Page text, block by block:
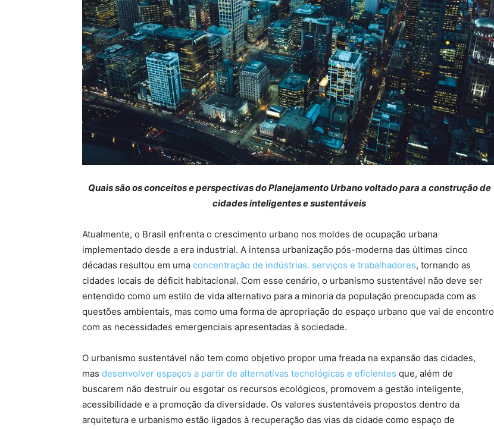
Quais são os conceitos e perspectivas do Planejamento Urbano voltado para a construção de
cidades inteligentes e sustentáveis
Atualmente, o Brasil enfrenta o crescimento urbano nos moldes de ocupação urbana
implementado desde a era industrial. A intensa urbanização pós-moderna das últimas cinco
décadas resultou em uma concentração de indústrias. serviços e trabalhadores, tornando as
cidades locais de déficit habitacional. Com esse cenário, o urbanismo sustentável não deve ser
entendido como um estilo de vida alternativo para a minoria da população preocupada com as
questões ambientais, mas como uma forma de apropriação do espaço urbano que vai de encontro
com as necessidades emergenciais apresentadas à sociedade.
O urbanismo sustentável não tem como objetivo propor uma freada na expansão das cidades,
mas desenvolver espaços a partir de alternativas tecnológicas e eficientes que, além de
buscarem não destruir ou esgotar os recursos ecológicos, promovem a gestão inteligente,
acessibilidade e a promoção da diversidade. Os valores sustentáveis propostos dentro da
arquitetura e urbanismo estão ligados à recuperação das vias da cidade como espaço de